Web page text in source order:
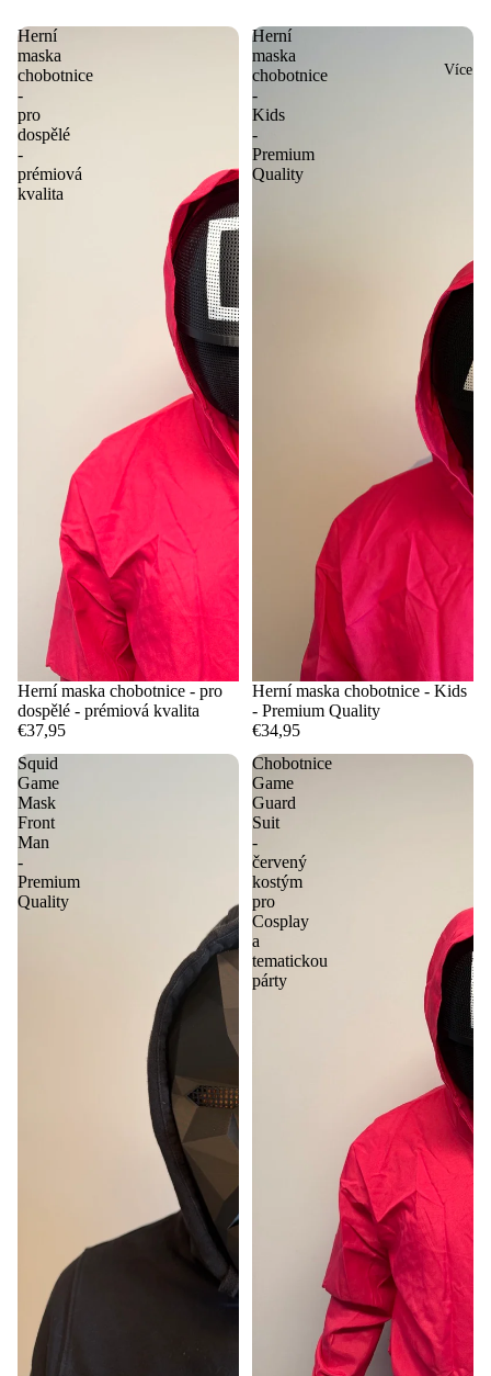
Více
Herní
maska
chobotnice
-
pro
dospělé
-
prémiová
kvalita
Herní maska chobotnice - pro
dospělé - prémiová kvalita
€37,95
Herní
maska
chobotnice
-
Kids
-
Premium
Quality
Herní maska chobotnice - Kids
- Premium Quality
€34,95
Squid
Game
Mask
Front
Man
-
Premium
Quality
Chobotnice
Game
Guard
Suit
-
červený
kostým
pro
Cosplay
a
tematickou
párty